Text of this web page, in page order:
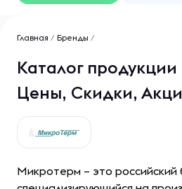
Главная / Бренды /
Каталог
Цены, Скидки,
Микротерм – это российский